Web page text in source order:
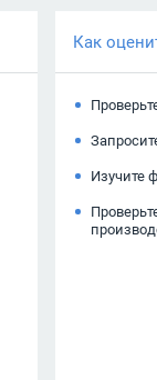
Как
Изучите